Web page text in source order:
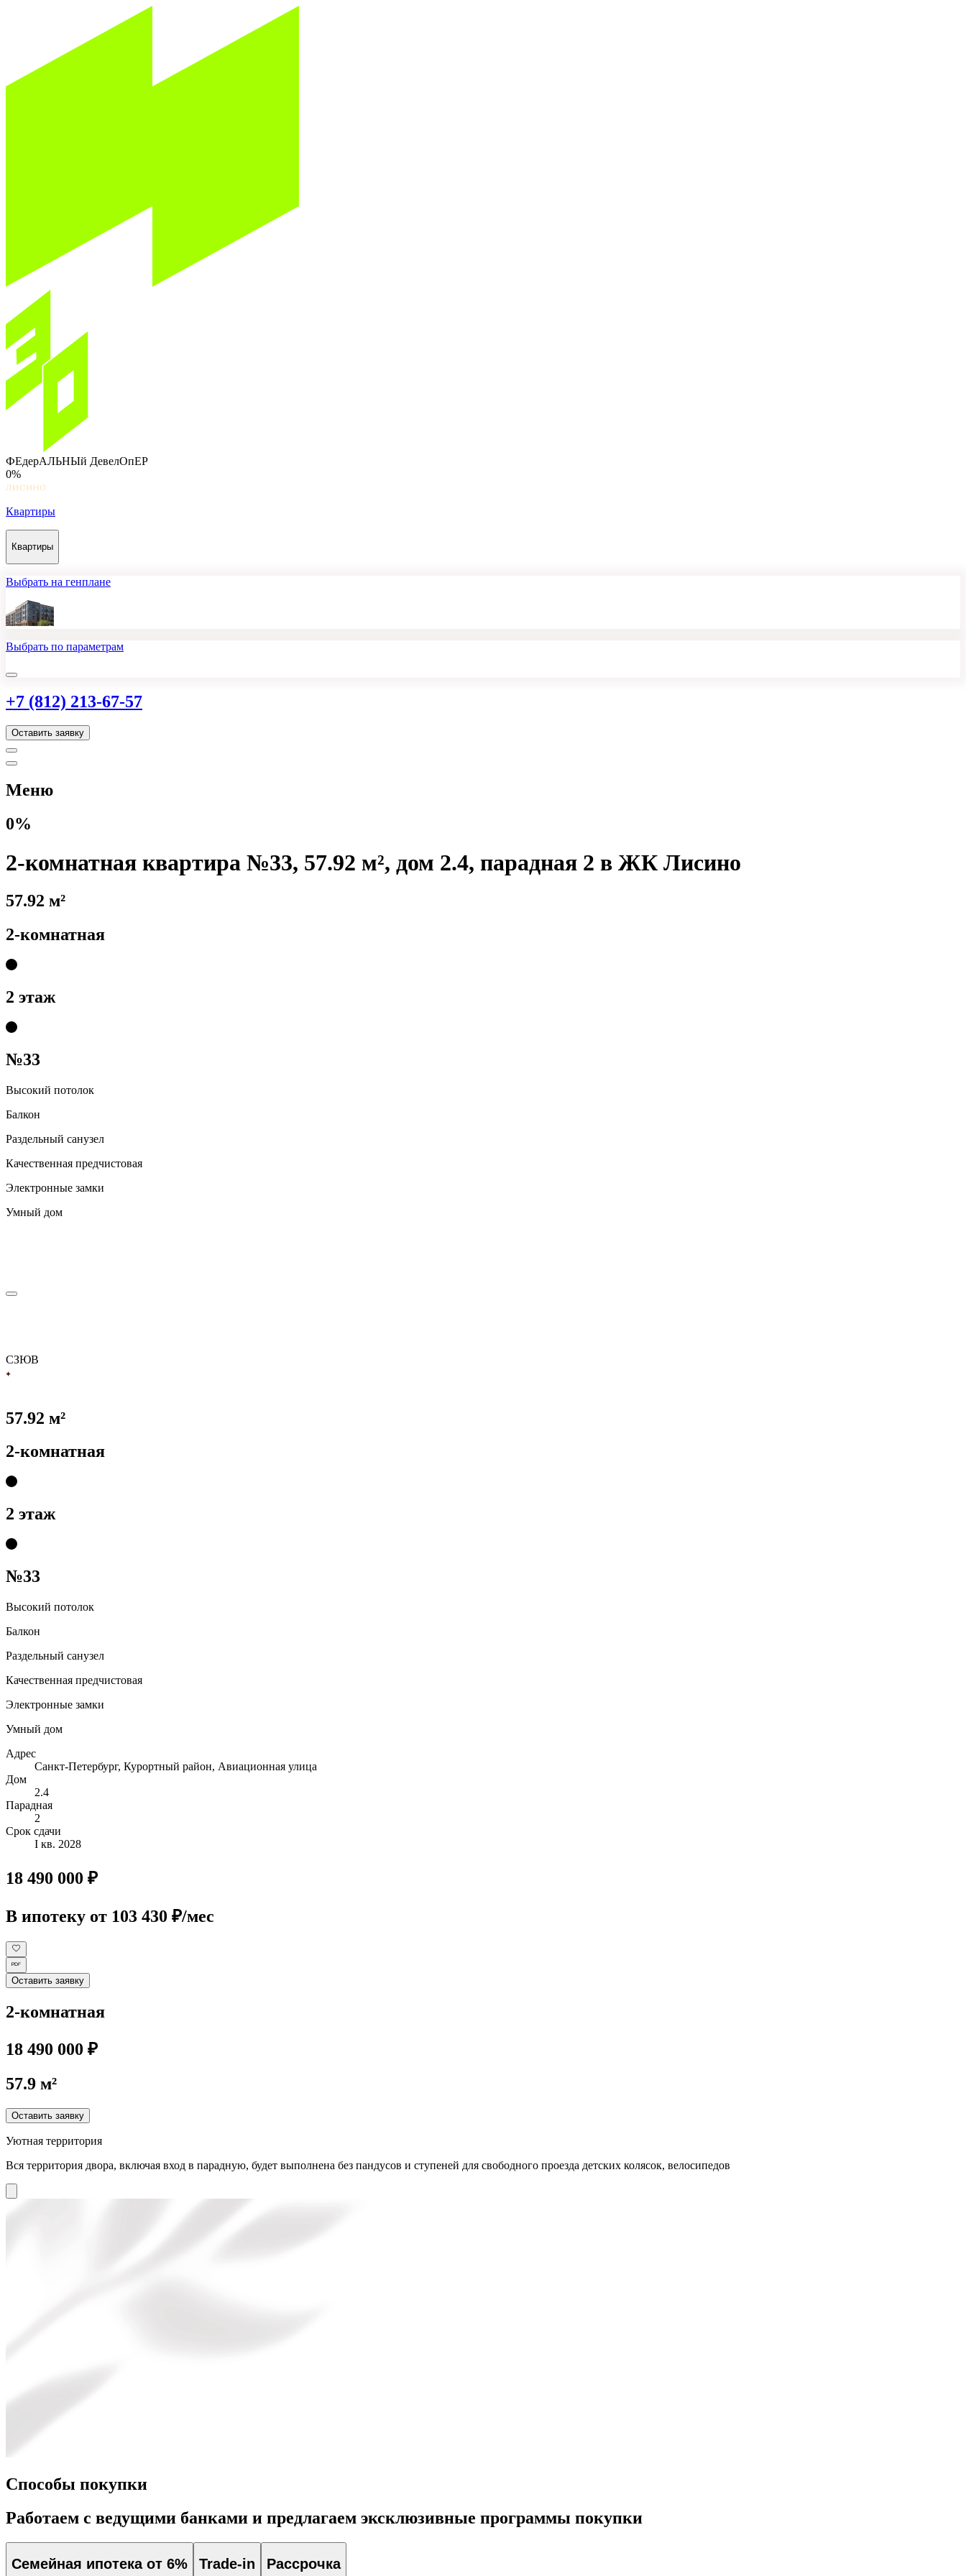
ФЕдерАЛЬНЫй ДевелОпЕР
0%
Квартиры
Квартиры
Выбрать на генплане
Выбрать по параметрам
+7 (812) 213-67-57
Оставить заявку
Меню
0%
2-комнатная квартира №33, 57.92 м², дом 2.4, парадная 2 в ЖК Лисино
57.92 м²
2-комнатная
2 этаж
№33
Высокий потолок
Балкон
Раздельный санузел
Качественная предчистовая
Электронные замки
Умный дом
СЗЮВ
57.92 м²
2-комнатная
2 этаж
№33
Высокий потолок
Балкон
Раздельный санузел
Качественная предчистовая
Электронные замки
Умный дом
Адрес
Санкт-Петербург, Курортный район, Авиационная улица
Дом
2.4
Парадная
2
Срок сдачи
I кв. 2028
18 490 000 ₽
В ипотеку от 103 430 ₽/мес
Оставить заявку
2-комнатная
18 490 000 ₽
57.9 м²
Оставить заявку
Уютная территория
Вся территория двора, включая вход в парадную, будет выполнена без пандусов и ступеней для свободного проезда детских колясок, велосипедов
Способы покупки
Работаем с ведущими банками и предлагаем эксклюзивные программы покупки
Семейная ипотека от 6% Trade-in Рассрочка